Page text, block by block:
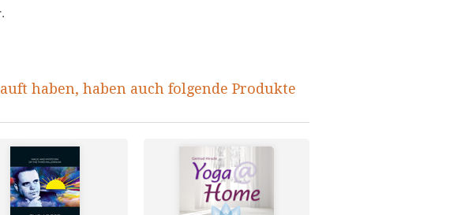
haben, haben auch folgende Produkte